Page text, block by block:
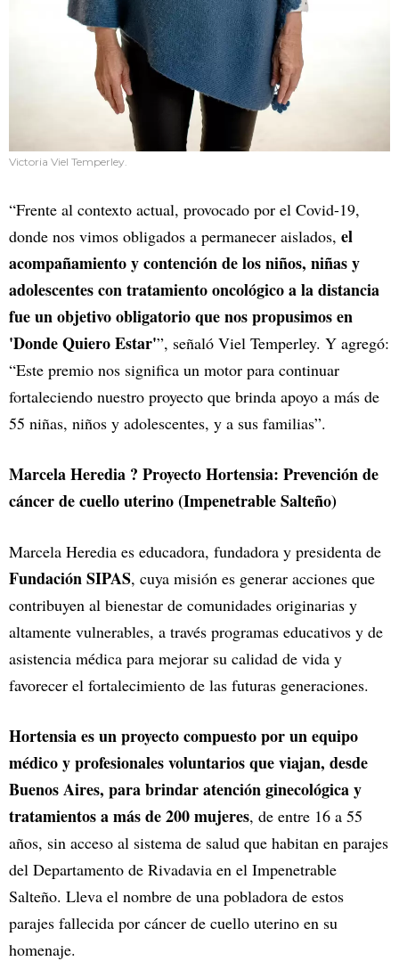
Victoria Viel Temperley.
“Frente al contexto actual, provocado por el Covid-19,
donde nos vimos obligados a permanecer aislados, el
acompañamiento y contención de los niños, niñas y
adolescentes con tratamiento oncológico a la distancia
fue un objetivo obligatorio que nos propusimos en
'Donde Quiero Estar'”, señaló Viel Temperley. Y agregó:
“Este premio nos significa un motor para continuar
fortaleciendo nuestro proyecto que brinda apoyo a más de
55 niñas, niños y adolescentes, y a sus familias”.
Marcela Heredia ? Proyecto Hortensia: Prevención de
cáncer de cuello uterino (Impenetrable Salteño)
Marcela Heredia es educadora, fundadora y presidenta de
Fundación SIPAS, cuya misión es generar acciones que
contribuyen al bienestar de comunidades originarias y
altamente vulnerables, a través programas educativos y de
asistencia médica para mejorar su calidad de vida y
favorecer el fortalecimiento de las futuras generaciones.
Hortensia es un proyecto compuesto por un equipo
médico y profesionales voluntarios que viajan, desde
Buenos Aires, para brindar atención ginecológica y
tratamientos a más de 200 mujeres, de entre 16 a 55
años, sin acceso al sistema de salud que habitan en parajes
del Departamento de Rivadavia en el Impenetrable
Salteño. Lleva el nombre de una pobladora de estos
parajes fallecida por cáncer de cuello uterino en su
homenaje.